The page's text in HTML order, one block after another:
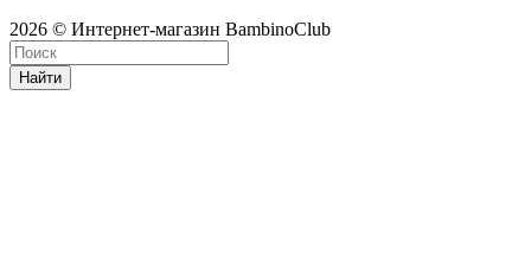
2026 © Интернет-магазин BambinoClub
Найти